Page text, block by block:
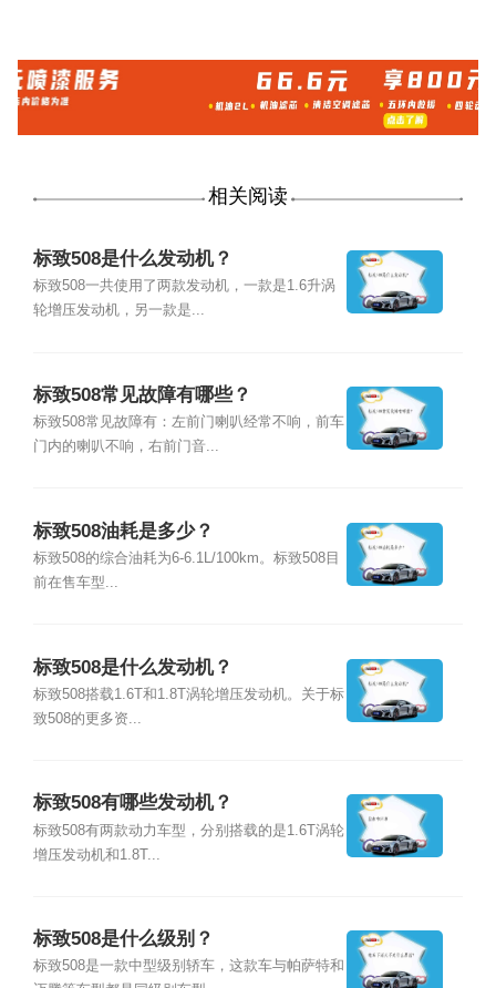
相关阅读
标致508是什么发动机？
标致508一共使用了两款发动机，一款是1.6升涡
轮增压发动机，另一款是...
标致508常见故障有哪些？
标致508常见故障有：左前门喇叭经常不响，前车
门内的喇叭不响，右前门音...
标致508油耗是多少？
标致508的综合油耗为6-6.1L/100km。标致508目
前在售车型...
标致508是什么发动机？
标致508搭载1.6T和1.8T涡轮增压发动机。关于标
致508的更多资...
标致508有哪些发动机？
标致508有两款动力车型，分别搭载的是1.6T涡轮
增压发动机和1.8T...
标致508是什么级别？
标致508是一款中型级别轿车，这款车与帕萨特和